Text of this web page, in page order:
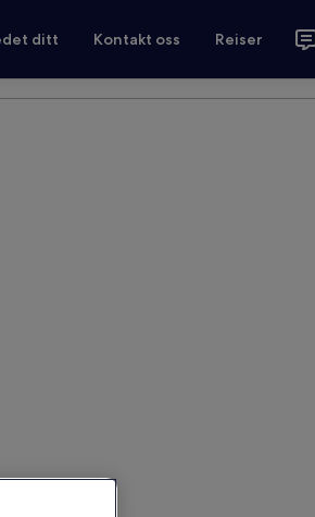
ditt Kontakt oss Reiser